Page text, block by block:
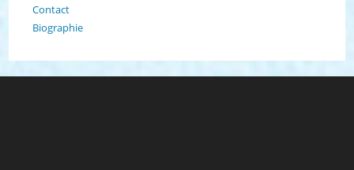
Contact
Biographie